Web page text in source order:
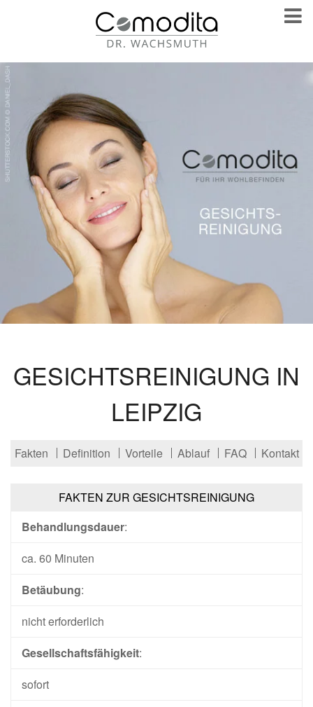
GESICHTSREINIGUNG IN
LEIPZIG
Fakten Definition Vorteile Ablauf FAQ Kontakt
FAKTEN ZUR GESICHTSREINIGUNG
Behandlungsdauer:
ca. 60 Minuten
Betäubung:
nicht erforderlich
Gesellschaftsfähigkeit:
sofort